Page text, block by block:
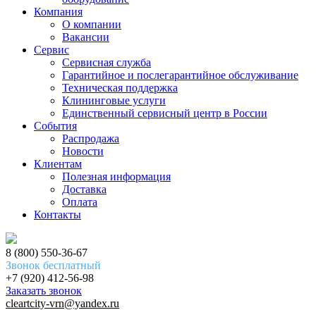
Компания
О компании
Вакансии
Сервис
Сервисная служба
Гарантийное и послегарантийное обслуживание
Техническая поддержка
Клининговые услуги
Единственный сервисный центр в России
События
Распродажа
Новости
Клиентам
Полезная информация
Доставка
Оплата
Контакты
8 (800) 550-36-67
Звонок бесплатный
+7 (920) 412-56-98
Заказать звонок
cleartcity-vrn@yandex.ru